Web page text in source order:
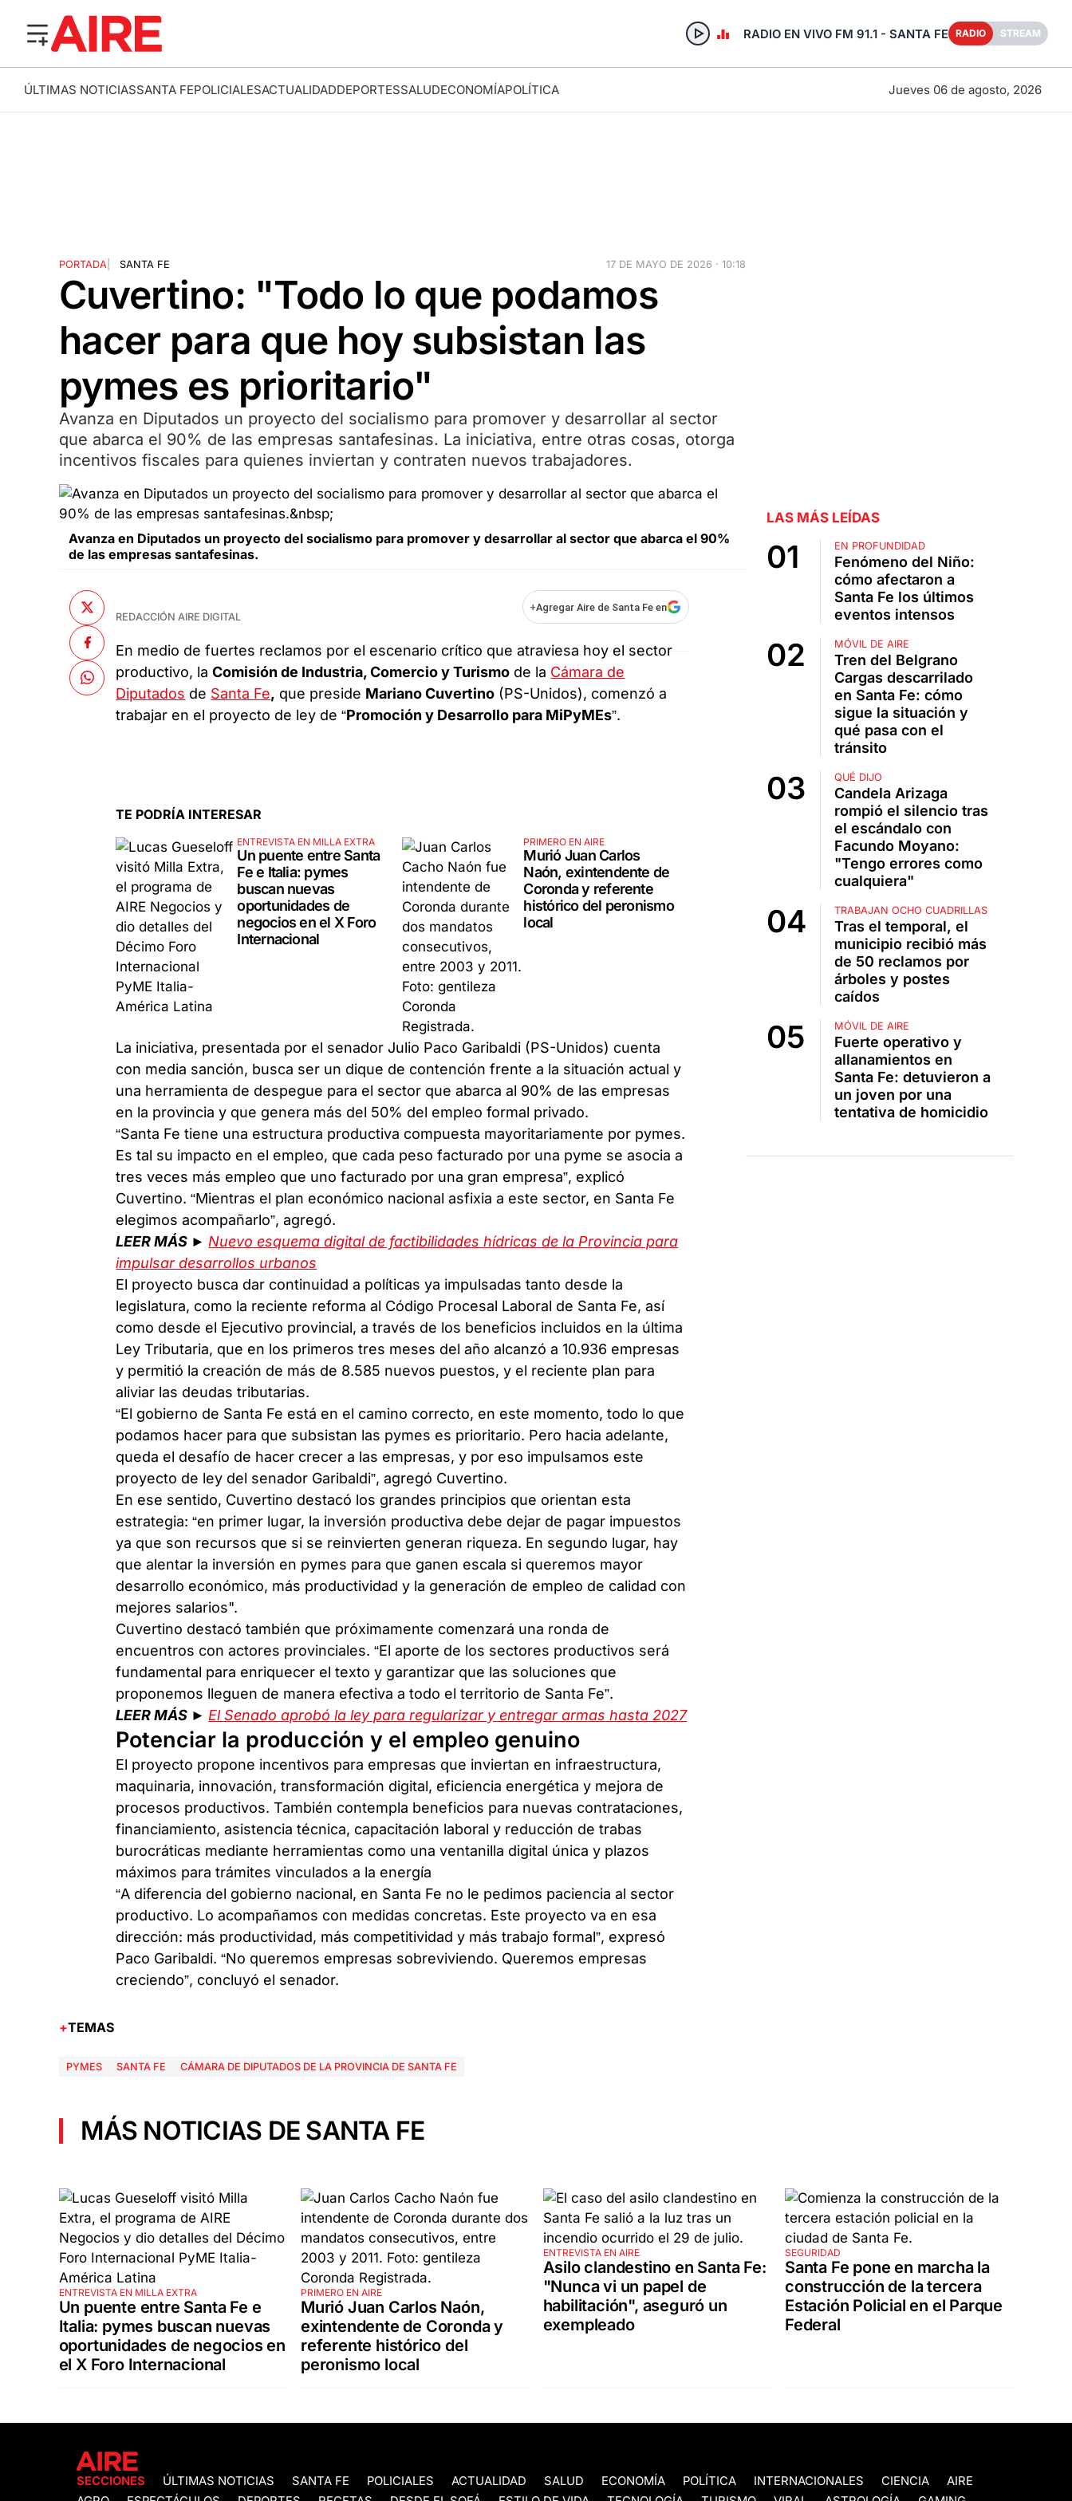
RADIO EN VIVO FM 91.1 - SANTA FE RADIO STREAM
ÚLTIMAS NOTICIASSANTA FEPOLICIALESACTUALIDADDEPORTESSALUDECONOMÍAPOLÍTICA Jueves 06 de agosto, 2026
PORTADA| SANTA FE 17 DE MAYO DE 2026 · 10:18
Cuvertino: "Todo lo que podamos
hacer para que hoy subsistan las
pymes es prioritario"
Avanza en Diputados un proyecto del socialismo para promover y desarrollar al sector
que abarca el 90% de las empresas santafesinas. La iniciativa, entre otras cosas, otorga
incentivos fiscales para quienes inviertan y contraten nuevos trabajadores.
Avanza en Diputados un proyecto del socialismo para promover y desarrollar al sector que abarca el 90%
de las empresas santafesinas.
REDACCIÓN AIRE DIGITAL
+Agregar Aire de Santa Fe en
En medio de fuertes reclamos por el escenario crítico que atraviesa hoy el sector
productivo, laComisión de Industria, Comercio y Turismo de la Cámara de
Diputados de Santa Fe, que preside Mariano Cuvertino (PS-Unidos), comenzó a
trabajar en el proyecto de ley de “Promoción y Desarrollo para MiPyMEs”.
TE PODRÍA INTERESAR
ENTREVISTA EN MILLA EXTRA
Un puente entre Santa
Fe e Italia: pymes
buscan nuevas
oportunidades de
negocios en el X Foro
Internacional
PRIMERO EN AIRE
Murió Juan Carlos
Naón, exintendente de
Coronda y referente
histórico del peronismo
local
La iniciativa, presentada por el senador Julio Paco Garibaldi (PS-Unidos) cuenta
con media sanción, busca ser un dique de contención frente a la situación actual y
una herramienta de despegue para el sector que abarca al 90% de las empresas
en la provincia y que genera más del 50% del empleo formal privado.
“Santa Fe tiene una estructura productiva compuesta mayoritariamente por pymes.
Es tal su impacto en el empleo, que cada peso facturado por una pyme se asocia a
tres veces más empleo que uno facturado por una gran empresa”, explicó
Cuvertino. “Mientras el plan económico nacional asfixia a este sector, en Santa Fe
elegimos acompañarlo”, agregó.
LEER MÁS ► Nuevo esquema digital de factibilidades hídricas de la Provincia para
impulsar desarrollos urbanos
El proyecto busca dar continuidad a políticas ya impulsadas tanto desde la
legislatura, como la reciente reforma al Código Procesal Laboral de Santa Fe, así
como desde el Ejecutivo provincial, a través de los beneficios incluidos en la última
Ley Tributaria, que en los primeros tres meses del año alcanzó a 10.936 empresas
y permitió la creación de más de 8.585 nuevos puestos, y el reciente plan para
aliviar las deudas tributarias.
“El gobierno de Santa Fe está en el camino correcto, en este momento, todo lo que
podamos hacer para que subsistan las pymes es prioritario. Pero hacia adelante,
queda el desafío de hacer crecer a las empresas, y por eso impulsamos este
proyecto de ley del senador Garibaldi”, agregó Cuvertino.
En ese sentido, Cuvertino destacó los grandes principios que orientan esta
estrategia: “en primer lugar, la inversión productiva debe dejar de pagar impuestos
ya que son recursos que si se reinvierten generan riqueza. En segundo lugar, hay
que alentar la inversión en pymes para que ganen escala si queremos mayor
desarrollo económico, más productividad y la generación de empleo de calidad con
mejores salarios".
Cuvertino destacó también que próximamente comenzará una ronda de
encuentros con actores provinciales. “El aporte de los sectores productivos será
fundamental para enriquecer el texto y garantizar que las soluciones que
proponemos lleguen de manera efectiva a todo el territorio de Santa Fe”.
LEER MÁS ► El Senado aprobó la ley para regularizar y entregar armas hasta 2027
Potenciar la producción y el empleo genuino
El proyecto propone incentivos para empresas que inviertan en infraestructura,
maquinaria, innovación, transformación digital, eficiencia energética y mejora de
procesos productivos. También contempla beneficios para nuevas contrataciones,
financiamiento, asistencia técnica, capacitación laboral y reducción de trabas
burocráticas mediante herramientas como una ventanilla digital única y plazos
máximos para trámites vinculados a la energía
“A diferencia del gobierno nacional, en Santa Fe no le pedimos paciencia al sector
productivo. Lo acompañamos con medidas concretas. Este proyecto va en esa
dirección: más productividad, más competitividad y más trabajo formal”, expresó
Paco Garibaldi. “No queremos empresas sobreviviendo. Queremos empresas
creciendo”, concluyó el senador.
LAS MÁS LEÍDAS
EN PROFUNDIDAD
Fenómeno del Niño:
cómo afectaron a
Santa Fe los últimos
eventos intensos
MÓVIL DE AIRE
Tren del Belgrano
Cargas descarrilado
en Santa Fe: cómo
sigue la situación y
qué pasa con el
tránsito
QUÉ DIJO
Candela Arizaga
rompió el silencio tras
el escándalo con
Facundo Moyano:
"Tengo errores como
cualquiera"
TRABAJAN OCHO CUADRILLAS
Tras el temporal, el
municipio recibió más
de 50 reclamos por
árboles y postes
caídos
MÓVIL DE AIRE
Fuerte operativo y
allanamientos en
Santa Fe: detuvieron a
un joven por una
tentativa de homicidio
TEMAS
PYMES SANTA FE CÁMARA DE DIPUTADOS DE LA PROVINCIA DE SANTA FE
MÁS NOTICIAS DE SANTA FE
ENTREVISTA EN MILLA EXTRA
Un puente entre Santa Fe e
Italia: pymes buscan nuevas
oportunidades de negocios en
el X Foro Internacional
PRIMERO EN AIRE
Murió Juan Carlos Naón,
exintendente de Coronda y
referente histórico del
peronismo local
ENTREVISTA EN AIRE
Asilo clandestino en Santa Fe:
"Nunca vi un papel de
habilitación", aseguró un
exempleado
SEGURIDAD
Santa Fe pone en marcha la
construcción de la tercera
Estación Policial en el Parque
Federal
SECCIONES ÚLTIMAS NOTICIAS SANTA FE POLICIALES ACTUALIDAD SALUD ECONOMÍA POLÍTICA INTERNACIONALES CIENCIA
AIRE